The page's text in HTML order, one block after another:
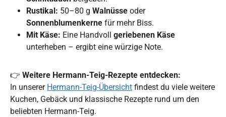
Rustikal: 50–80 g Walnüsse oder
Sonnenblumenkerne für mehr Biss.
Mit Käse: Eine Handvoll geriebenen Käse
unterheben – ergibt eine würzige Note.
👉 Weitere Hermann-Teig-Rezepte entdecken:
In unserer Hermann-Teig-Übersicht findest du viele weitere
Kuchen, Gebäck und klassische Rezepte rund um den
beliebten Hermann-Teig.